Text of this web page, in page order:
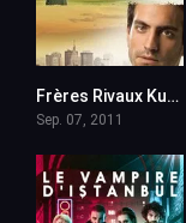
Frères Rivaux Kuzey Guney – en VF (Voix Francaise)
Sep. 07, 2011